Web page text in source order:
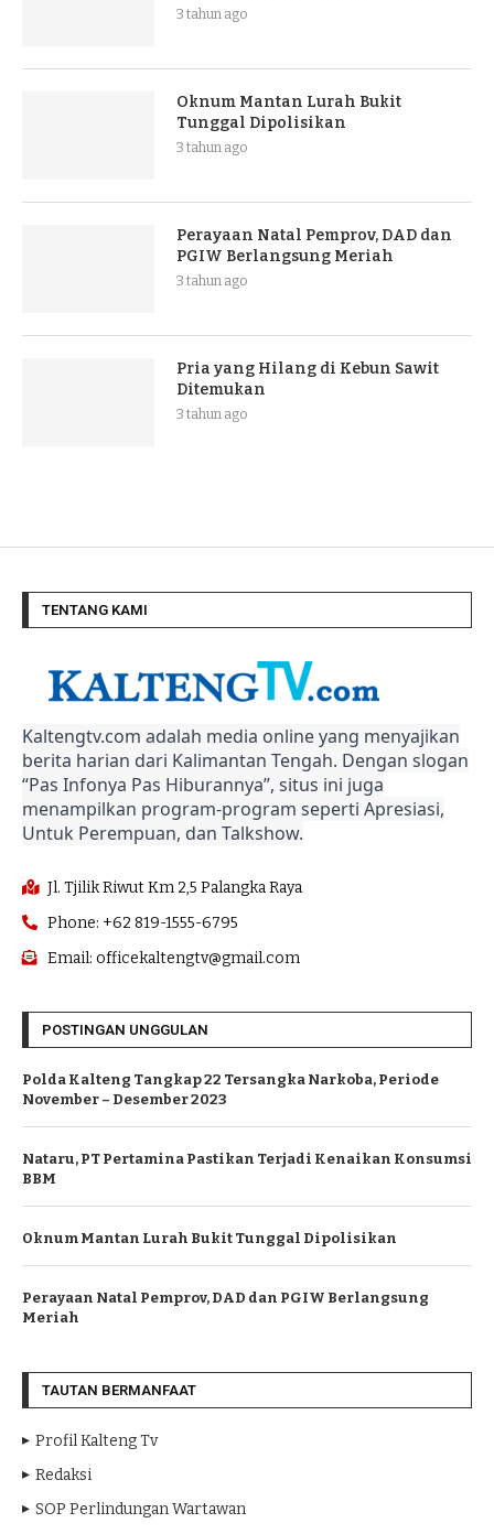
3 tahun ago
Oknum Mantan Lurah Bukit
Tunggal Dipolisikan
3 tahun ago
Perayaan Natal Pemprov, DAD dan
PGIW Berlangsung Meriah
3 tahun ago
Pria yang Hilang di Kebun Sawit
Ditemukan
3 tahun ago
TENTANG KAMI
Kaltengtv.com adalah media online yang menyajikan
berita harian dari Kalimantan Tengah. Dengan slogan
“Pas Infonya Pas Hiburannya”, situs ini juga
menampilkan program-program seperti Apresiasi,
Untuk Perempuan, dan Talkshow.
Jl. Tjilik Riwut Km 2,5 Palangka Raya
Phone: +62 819-1555-6795
Email: officekaltengtv@gmail.com
POSTINGAN UNGGULAN
Polda Kalteng Tangkap 22 Tersangka Narkoba, Periode
November – Desember 2023
Nataru, PT Pertamina Pastikan Terjadi Kenaikan Konsumsi
BBM
Oknum Mantan Lurah Bukit Tunggal Dipolisikan
Perayaan Natal Pemprov, DAD dan PGIW Berlangsung
Meriah
TAUTAN BERMANFAAT
Profil Kalteng Tv
Redaksi
SOP Perlindungan Wartawan